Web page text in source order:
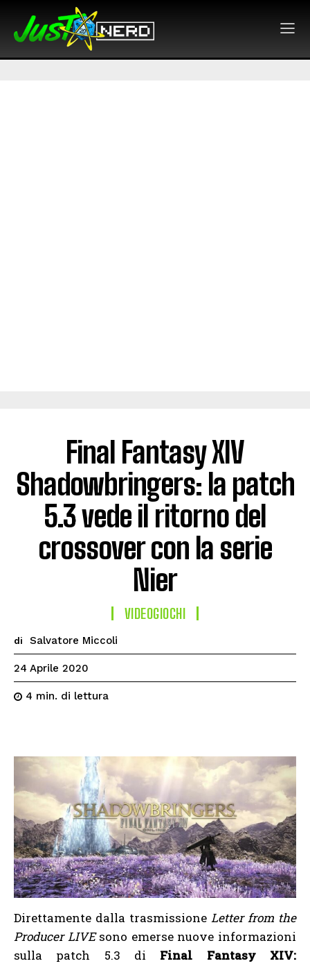
Final Fantasy XIV
Shadowbringers: la patch
5.3 vede il ritorno del
crossover con la serie
Nier
VIDEOGIOCHI
di Salvatore Miccoli
24 Aprile 2020
4 min. di lettura
Direttamente dalla trasmissione Letter from the
Producer LIVEsono emerse nuove informazioni
sulla patch 5.3 di Final Fantasy XIV: